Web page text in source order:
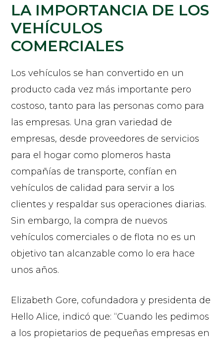
LA IMPORTANCIA DE LOS
VEHÍCULOS
COMERCIALES
Los vehículos se han convertido en un
producto cada vez más importante pero
costoso, tanto para las personas como para
las empresas. Una gran variedad de
empresas, desde proveedores de servicios
para el hogar como plomeros hasta
compañías de transporte, confían en
vehículos de calidad para servir a los
clientes y respaldar sus operaciones diarias.
Sin embargo, la compra de nuevos
vehículos comerciales o de flota no es un
objetivo tan alcanzable como lo era hace
unos años.
Elizabeth Gore, cofundadora y presidenta de
Hello Alice, indicó que: “Cuando les pedimos
a los propietarios de pequeñas empresas en